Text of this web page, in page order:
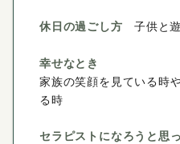
休日の過ごし方 子供と
幸せなとき
家族の笑顔を見ている時
る時
セラピストになろうと思